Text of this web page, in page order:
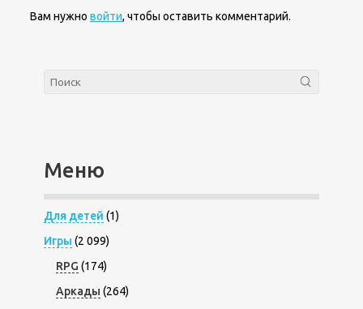
Вам нужно войти, чтобы оставить комментарий.
Меню
Для детей (1)
Игры (2 099)
RPG (174)
Аркады (264)